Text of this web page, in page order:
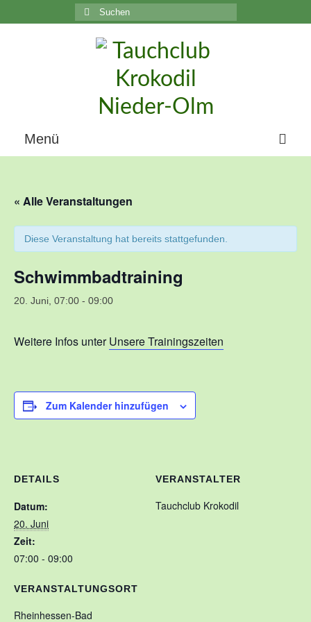
Suchen
nach:
Menü
Über uns
Die Geschichte unseres Vereins
Training
Schnuppertauchen
Links
« Alle Veranstaltungen
Diese Veranstaltung hat bereits stattgefunden.
Schwimmbadtraining
20. Juni, 07:00 - 09:00
Weitere Infos unterUnsere Trainingszeiten
Zum Kalender hinzufügen
DETAILS
Datum:
20. Juni
Zeit:
07:00 - 09:00
VERANSTALTUNGSORT
Rheinhessen-Bad
VERANSTALTER
Tauchclub Krokodil